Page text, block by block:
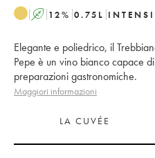
A 12% 0.75 L
Elegante e poliedrico, il
Pepe è un vino bianco capace
preparazioni gastronomiche.
Maggiori informazioni
LA CUVÉE